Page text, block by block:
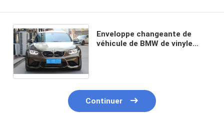
Enveloppe changeante de
véhicule de BMW de vinyle
Continuer